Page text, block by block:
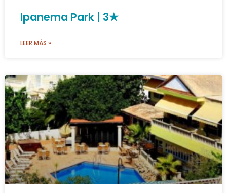
Ipanema Park | 3★
LEER MÁS »